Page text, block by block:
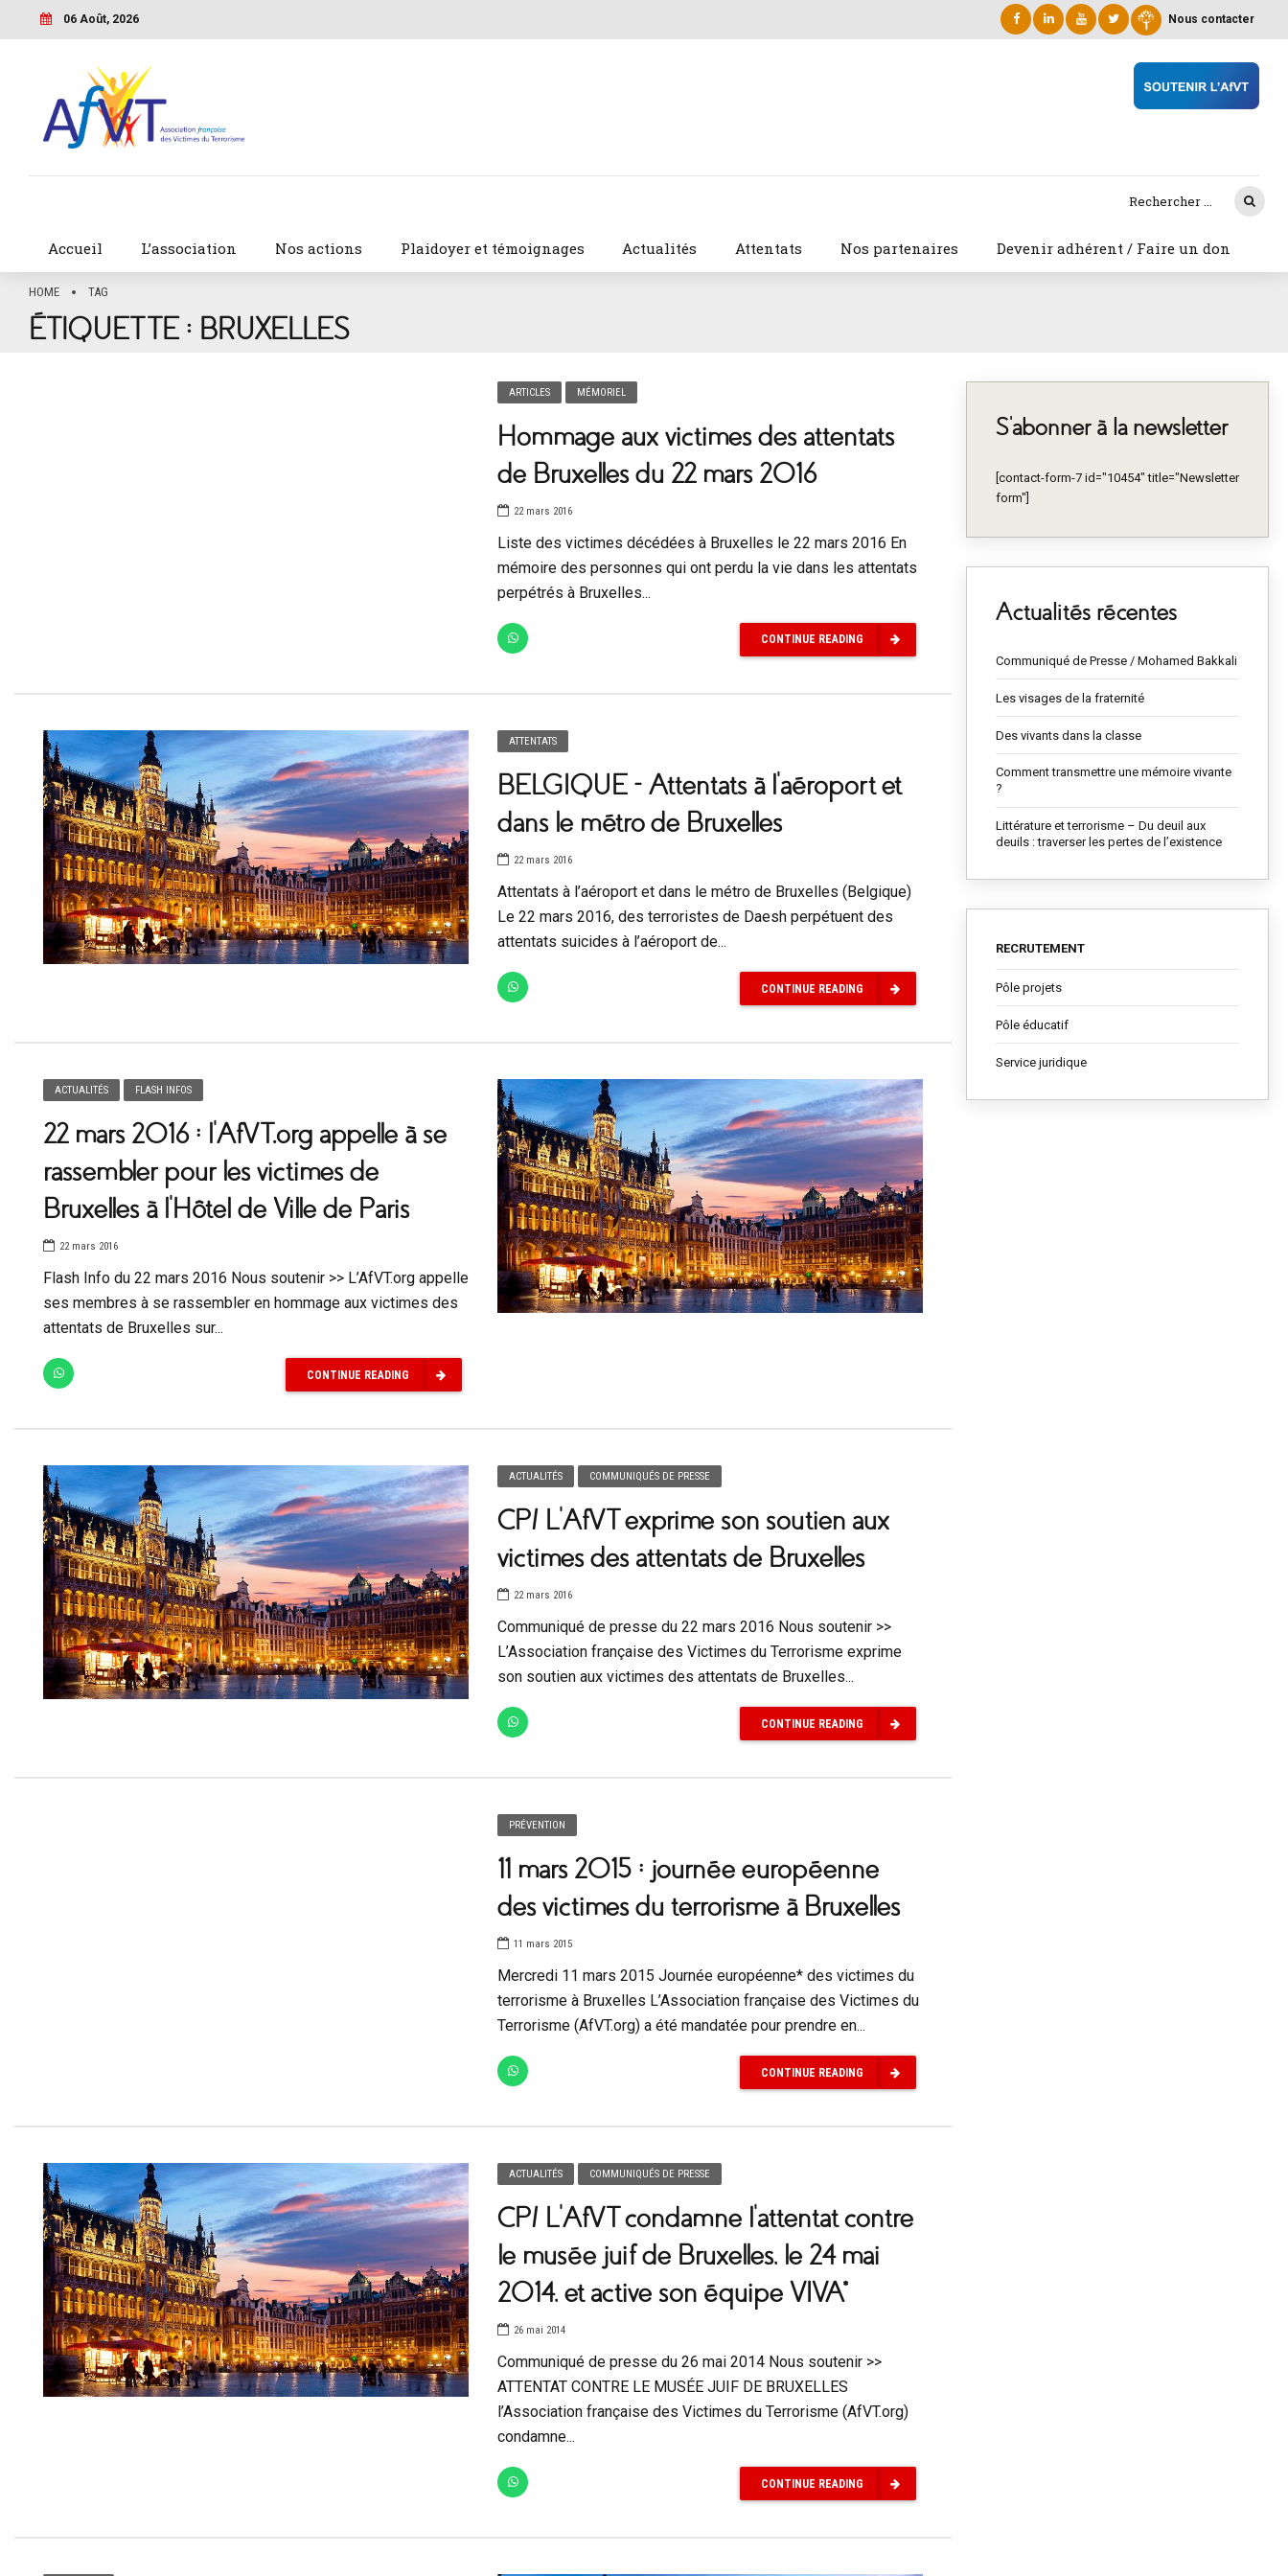
06 Août, 2026 Nous contacter
Accueil L’association Nos actions Plaidoyer et témoignages Actualités Attentats Nos partenaires Devenir adhérent / Faire un don
HOME TAG
ÉTIQUETTE : BRUXELLES
ARTICLES MÉMORIEL
Hommage aux victimes des attentats
de Bruxelles du 22 mars 2016
22 mars 2016
Liste des victimes décédées à Bruxelles le 22 mars 2016 En
mémoire des personnes qui ont perdu la vie dans les attentats
perpétrés à Bruxelles...
CONTINUE READING
ATTENTATS
BELGIQUE – Attentats à l’aéroport et
dans le métro de Bruxelles
22 mars 2016
Attentats à l’aéroport et dans le métro de Bruxelles (Belgique)
Le 22 mars 2016, des terroristes de Daesh perpétuent des
attentats suicides à l’aéroport de...
CONTINUE READING
ACTUALITÉS FLASH INFOS
22 mars 2016 : l’AfVT.org appelle à se
rassembler pour les victimes de
Bruxelles à l’Hôtel de Ville de Paris
22 mars 2016
Flash Info du 22 mars 2016 Nous soutenir >> L’AfVT.org appelle
ses membres à se rassembler en hommage aux victimes des
attentats de Bruxelles sur...
CONTINUE READING
ACTUALITÉS COMMUNIQUÉS DE PRESSE
CP/ L’AfVT exprime son soutien aux
victimes des attentats de Bruxelles
22 mars 2016
Communiqué de presse du 22 mars 2016 Nous soutenir >>
L’Association française des Victimes du Terrorisme exprime
son soutien aux victimes des attentats de Bruxelles...
CONTINUE READING
PRÉVENTION
11 mars 2015 : journée européenne
des victimes du terrorisme à Bruxelles
11 mars 2015
Mercredi 11 mars 2015 Journée européenne* des victimes du
terrorisme à Bruxelles L’Association française des Victimes du
Terrorisme (AfVT.org) a été mandatée pour prendre en...
CONTINUE READING
ACTUALITÉS COMMUNIQUÉS DE PRESSE
CP/ L’AfVT condamne l’attentat contre
le musée juif de Bruxelles, le 24 mai
2014, et active son équipe VIVA*
26 mai 2014
Communiqué de presse du 26 mai 2014 Nous soutenir >>
ATTENTAT CONTRE LE MUSÉE JUIF DE BRUXELLES
l’Association française des Victimes du Terrorisme (AfVT.org)
condamne...
CONTINUE READING
S’abonner à la newsletter
[contact-form-7 id="10454" title="Newsletter
form"]
Actualités récentes
Communiqué de Presse / Mohamed Bakkali
Les visages de la fraternité
Des vivants dans la classe
Comment transmettre une mémoire vivante
?
Littérature et terrorisme – Du deuil aux
deuils : traverser les pertes de l’existence
RECRUTEMENT
Pôle projets
Pôle éducatif
Service juridique